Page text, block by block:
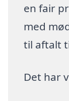
en fair
med
til aftalt
Det har